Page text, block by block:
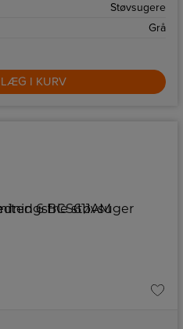
Støvsugere
Grå
LÆG I KURV